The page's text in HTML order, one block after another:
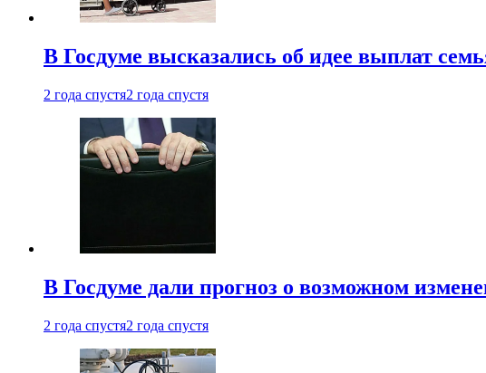
В Госдуме высказались об идее выплат
2 года спустя2 года спустя
В Госдуме дали прогноз о возможном
2 года спустя2 года спустя